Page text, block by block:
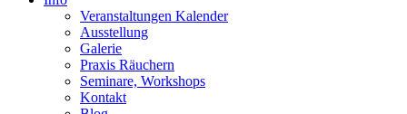
Veranstaltungen Kalender
Ausstellung
Galerie
Praxis Räuchern
Seminare, Workshops
Kontakt